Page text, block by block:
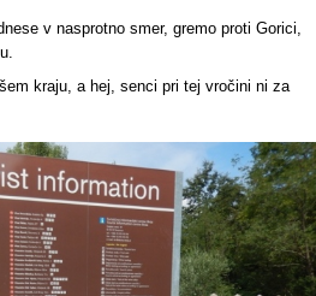
v nasprotno smer, gremo proti Gorici,
kraju, a hej, senci pri tej vročini ni za